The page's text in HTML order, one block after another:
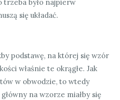
trzeba było najpierw
się układać.
podstawę, na której się wzór
właśnie te okrągłe. Jak
w obwodzie, to wtedy
na wzorze miałby się